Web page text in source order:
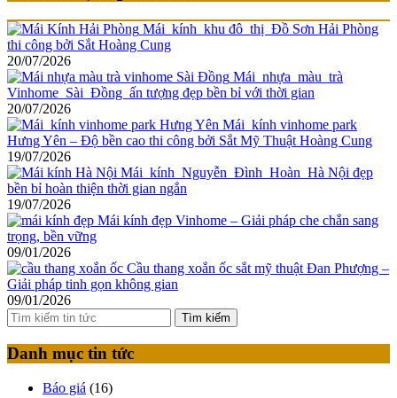
Mái kính khu đô thị Đồ Sơn Hải Phòng
thi công bởi Sắt Hoàng Cung
20/07/2026
Mái nhựa màu trà
Vinhome Sài Đồng ấn tượng đẹp bền bỉ với thời gian
20/07/2026
Mái kính vinhome park
Hưng Yên – Độ bền cao thi công bởi Sắt Mỹ Thuật Hoàng Cung
19/07/2026
Mái kính Nguyễn Đình Hoàn Hà Nội đẹp
bền bỉ hoàn thiện thời gian ngắn
19/07/2026
Mái kính đẹp Vinhome – Giải pháp che chắn sang
trọng, bền vững
09/01/2026
Cầu thang xoắn ốc sắt mỹ thuật Đan Phượng –
Giải pháp tinh gọn không gian
09/01/2026
Tìm kiếm
Danh mục tin tức
Báo giá (16)